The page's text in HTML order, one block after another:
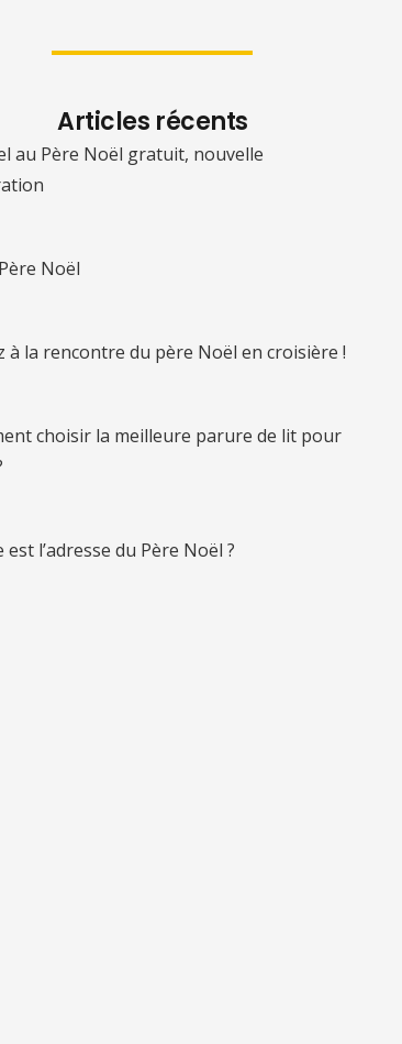
Articles récents
au Père Noël gratuit, nouvelle
Noël
à la rencontre du père Noël en croisière !
choisir la meilleure parure de lit pour
est l’adresse du Père Noël ?